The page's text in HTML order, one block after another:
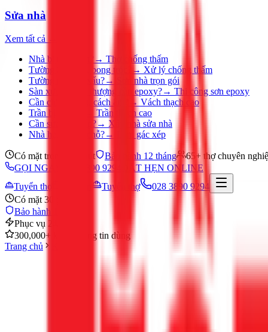
Sửa nhà
Xem tất cả →
Nhà bị thấm dột?
→ Thợ chống thấm
Tường ẩm mốc, bong tróc?
→ Xử lý chống thấm
Tường nhà cũ, xấu?→
Sơn nhà trọn gói
Sàn xưởng, sân thượng cần epoxy?→ Thi công sơn epoxy
Cần chia phòng, cách âm?
→ Vách thạch cao
Trần bị ố, nứt?
Trần thạch cao
Cần sửa nhà gấp?→ Xây nhà sửa nhà
Nhà hẹp, thiếu chỗ?→ Làm gác xép
Có mặt trong 30 phút Bảo hành 12 tháng
65+ thợ chuyên
GỌI NGAY 028 3890 9294
ĐẶT HẸN ONLINE
Tuyển thợ
Tuyển thợ
028 3890 9294
Có mặt 30 phút
Bảo hành 12 tháng
Phục vụ 24/7
300,000+ khách hàng tin dùng
Trang chủ